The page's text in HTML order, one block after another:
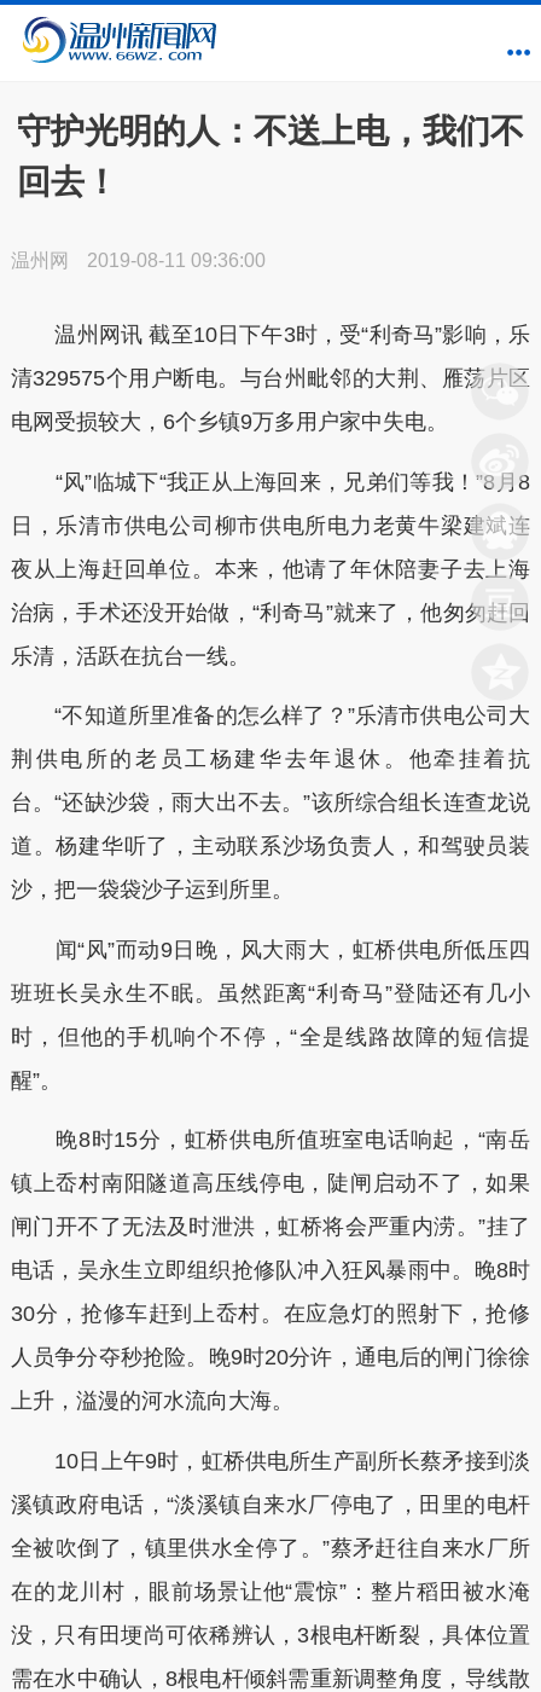
守护光明的人：不送上电，我们不
回去！
温州网 2019-08-11 09:36:00
温州网讯 截至10日下午3时，受“利奇马”影响，乐
清329575个用户断电。与台州毗邻的大荆、雁荡片区
电网受损较大，6个乡镇9万多用户家中失电。
“风”临城下“我正从上海回来，兄弟们等我！”8月8
日，乐清市供电公司柳市供电所电力老黄牛梁建斌连
夜从上海赶回单位。本来，他请了年休陪妻子去上海
治病，手术还没开始做，“利奇马”就来了，他匆匆赶回
乐清，活跃在抗台一线。
“不知道所里准备的怎么样了？”乐清市供电公司大
荆供电所的老员工杨建华去年退休。他牵挂着抗
台。“还缺沙袋，雨大出不去。”该所综合组长连查龙说
道。杨建华听了，主动联系沙场负责人，和驾驶员装
沙，把一袋袋沙子运到所里。
闻“风”而动9日晚，风大雨大，虹桥供电所低压四
班班长吴永生不眠。虽然距离“利奇马”登陆还有几小
时，但他的手机响个不停，“全是线路故障的短信提
醒”。
晚8时15分，虹桥供电所值班室电话响起，“南岳
镇上岙村南阳隧道高压线停电，陡闸启动不了，如果
闸门开不了无法及时泄洪，虹桥将会严重内涝。”挂了
电话，吴永生立即组织抢修队冲入狂风暴雨中。晚8时
30分，抢修车赶到上岙村。在应急灯的照射下，抢修
人员争分夺秒抢险。晚9时20分许，通电后的闸门徐徐
上升，溢漫的河水流向大海。
10日上午9时，虹桥供电所生产副所长蔡矛接到淡
溪镇政府电话，“淡溪镇自来水厂停电了，田里的电杆
全被吹倒了，镇里供水全停了。”蔡矛赶往自来水厂所
在的龙川村，眼前场景让他“震惊”：整片稻田被水淹
没，只有田埂尚可依稀辨认，3根电杆断裂，具体位置
需在水中确认，8根电杆倾斜需重新调整角度，导线散